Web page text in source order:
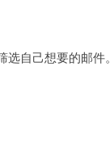
自己想要的邮件。